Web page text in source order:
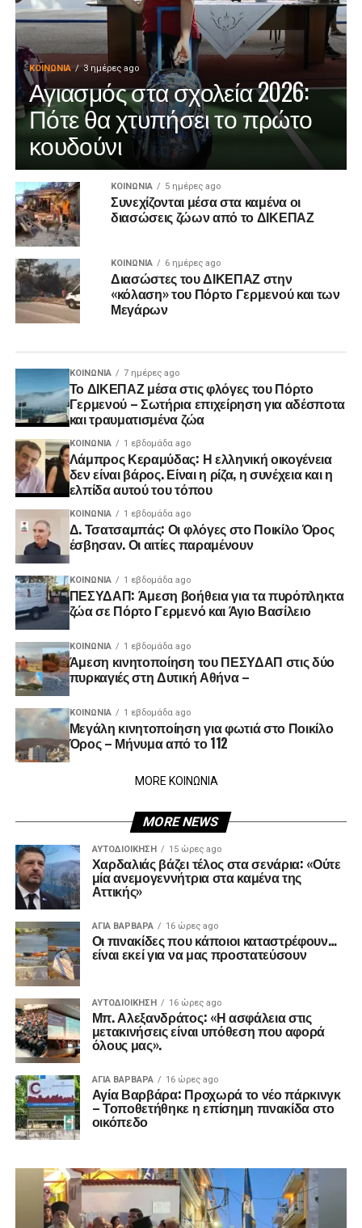
ΚΟΙΝΩΝΊΑ 3 ημέρες ago
Αγιασμός στα σχολεία 2026:
Πότε θα χτυπήσει το πρώτο
κουδούνι
ΚΟΙΝΩΝΊΑ 5 ημέρες ago
Συνεχίζονται μέσα στα καμένα οι
διασώσεις ζώων από το ΔΙΚΕΠΑΖ
ΚΟΙΝΩΝΊΑ 6 ημέρες ago
Διασώστες του ΔΙΚΕΠΑΖ στην
«κόλαση» του Πόρτο Γερμενού και των
Μεγάρων
ΚΟΙΝΩΝΊΑ 7 ημέρες ago
Το ΔΙΚΕΠΑΖ μέσα στις φλόγες του Πόρτο
Γερμενού – Σωτήρια επιχείρηση για αδέσποτα
και τραυματισμένα ζώα
ΚΟΙΝΩΝΊΑ 1 εβδομάδα ago
Λάμπρος Κεραμύδας: Η ελληνική οικογένεια
δεν είναι βάρος. Είναι η ρίζα, η συνέχεια και η
ελπίδα αυτού του τόπου
ΚΟΙΝΩΝΊΑ 1 εβδομάδα ago
Δ. Τσατσαμπάς: Οι φλόγες στο Ποικίλο Όρος
έσβησαν. Οι αιτίες παραμένουν
ΚΟΙΝΩΝΊΑ 1 εβδομάδα ago
ΠΕΣΥΔΑΠ: Άμεση βοήθεια για τα πυρόπληκτα
ζώα σε Πόρτο Γερμενό και Άγιο Βασίλειο
ΚΟΙΝΩΝΊΑ 1 εβδομάδα ago
Άμεση κινητοποίηση του ΠΕΣΥΔΑΠ στις δύο
πυρκαγιές στη Δυτική Αθήνα –
ΚΟΙΝΩΝΊΑ 1 εβδομάδα ago
Μεγάλη κινητοποίηση για φωτιά στο Ποικίλο
Όρος – Μήνυμα από το 112
MORE ΚΟΙΝΩΝΙΑ
MORE NEWS
ΑΥΤΟΔΙΟΊΚΗΣΗ 15 ώρες ago
Χαρδαλιάς βάζει τέλος στα σενάρια: «Ούτε
μία ανεμογεννήτρια στα καμένα της
Αττικής»
ΑΓΙΑ ΒΑΡΒΑΡΑ 16 ώρες ago
Οι πινακίδες που κάποιοι καταστρέφουν…
είναι εκεί για να μας προστατεύσουν
ΑΥΤΟΔΙΟΊΚΗΣΗ 16 ώρες ago
Μπ. Αλεξανδράτος: «Η ασφάλεια στις
μετακινήσεις είναι υπόθεση που αφορά
όλους μας».
ΑΓΙΑ ΒΑΡΒΑΡΑ 16 ώρες ago
Αγία Βαρβάρα: Προχωρά το νέο πάρκινγκ
– Τοποθετήθηκε η επίσημη πινακίδα στο
οικόπεδο